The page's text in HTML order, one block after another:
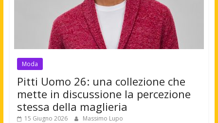
Moda
Pitti Uomo 26: una collezione che
mette in discussione la percezione
stessa della maglieria
15 Giugno 2026 Massimo Lupo